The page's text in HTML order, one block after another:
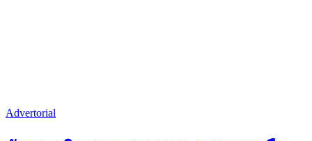
Advertorial